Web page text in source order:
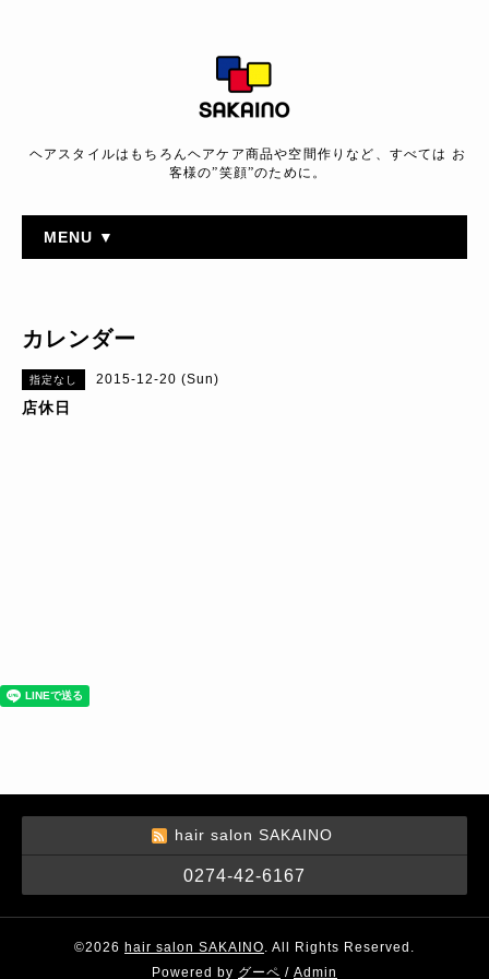
ヘアスタイルはもちろんヘアケア商品や空間作りなど、すべては お
客様の”笑顔”のために。
MENU ▼
カレンダー
指定なし 2015-12-20 (Sun)
店休日
hair salon SAKAINO
0274-42-6167
©2026 hair salon SAKAINO. All Rights Reserved.
Powered by グーペ / Admin